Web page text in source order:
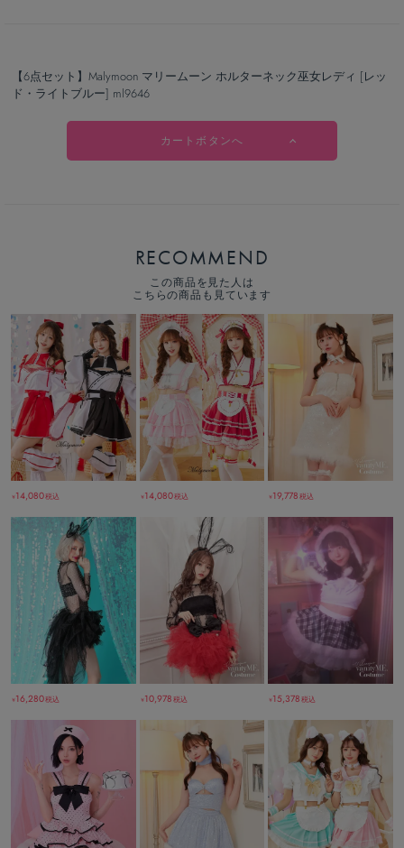
【6点セット】Malymoon マリームーン ホルターネック巫女レディ [レッ
ド・ライトブルー] ml9646
カートボタンへ
RECOMMEND
この商品を見た人は
こちらの商品も見ています
￥14,080税込 ￥14,080税込 ￥19,778 税込
￥16,280税込 ￥10,978税込 ￥15,378 税込